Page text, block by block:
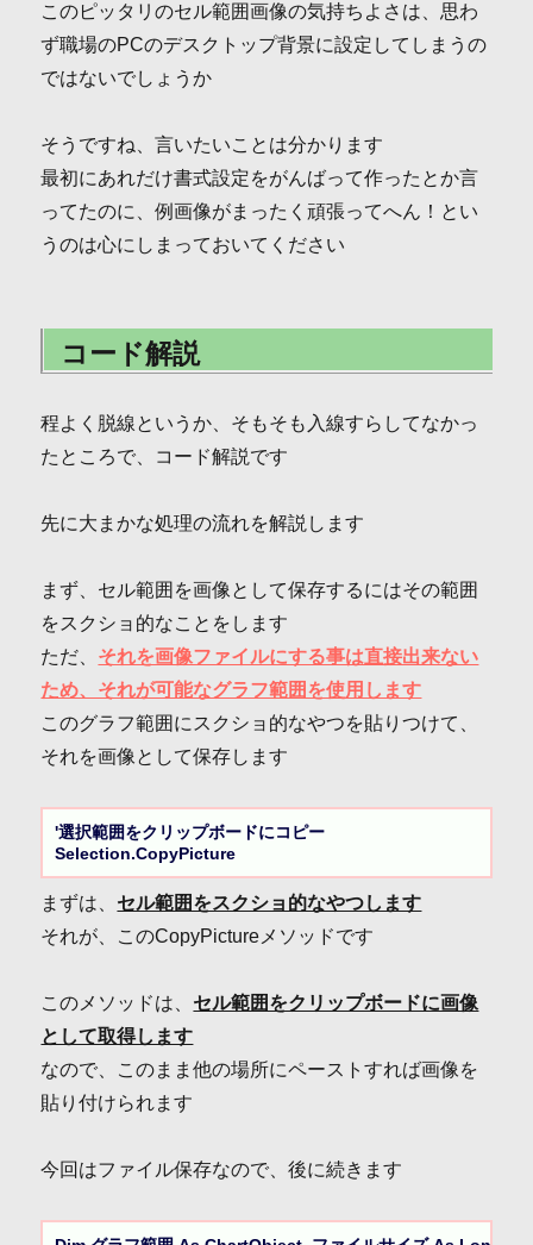
このピッタリのセル範囲画像の気持ちよさは、思わ
ず職場のPCのデスクトップ背景に設定してしまうの
ではないでしょうか
そうですね、言いたいことは分かります
最初にあれだけ書式設定をがんばって作ったとか言
ってたのに、例画像がまったく頑張ってへん！とい
うのは心にしまっておいてください
コード解説
程よく脱線というか、そもそも入線すらしてなかっ
たところで、コード解説です
先に大まかな処理の流れを解説します
まず、セル範囲を画像として保存するにはその範囲
をスクショ的なことをします
ただ、 それを画像ファイルにする事は直接出来ない
ため、それが可能なグラフ範囲を使用します
このグラフ範囲にスクショ的なやつを貼りつけて、
それを画像として保存します
'選択範囲をクリップボードにコピー
Selection.CopyPicture
まずは、 セル範囲をスクショ的なやつします
それが、このCopyPictureメソッドです
このメソッドは、 セル範囲をクリップボードに画像
として取得します
なので、このまま他の場所にペーストすれば画像を
貼り付けられます
今回はファイル保存なので、後に続きます